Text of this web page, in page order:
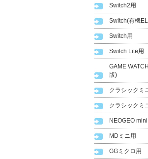
Switch2用
Switch(有機
Switch用
Switch Lite用
GAME
版)
クラシックミ
クラシックミ
NEOGEO mini
MDミニ用
GGミクロ用